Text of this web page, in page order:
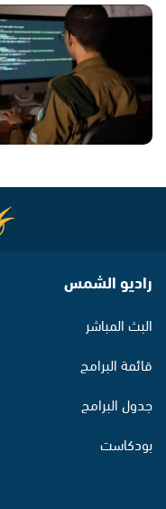
راديو الشمس
البث المباشر
قائمة البرامج
جدول البرامج
بودكاست